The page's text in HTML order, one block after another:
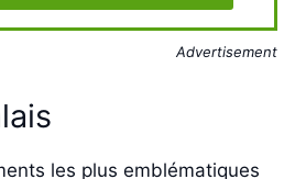
Advertisement
les plus emblématiques